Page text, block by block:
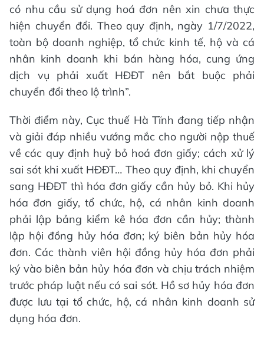
có nhu cầu sử dụng hoá đơn nên xin chưa thực
hiện chuyển đổi. Theo quy định, ngày 1/7/2022,
toàn bộ doanh nghiệp, tổ chức kinh tế, hộ và cá
nhân kinh doanh khi bán hàng hóa, cung ứng
dịch vụ phải xuất HĐĐT nên bắt buộc phải
chuyển đổi theo lộ trình”.
Thời điểm này, Cục thuế Hà Tĩnh đang tiếp nhận
và giải đáp nhiều vướng mắc cho người nộp thuế
về các quy định huỷ bỏ hoá đơn giấy; cách xử lý
sai sót khi xuất HĐĐT… Theo quy định, khi chuyển
sang HĐĐT thì hóa đơn giấy cần hủy bỏ. Khi hủy
hóa đơn giấy, tổ chức, hộ, cá nhân kinh doanh
phải lập bảng kiểm kê hóa đơn cần hủy; thành
lập hội đồng hủy hóa đơn; ký biên bản hủy hóa
đơn. Các thành viên hội đồng hủy hóa đơn phải
ký vào biên bản hủy hóa đơn và chịu trách nhiệm
trước pháp luật nếu có sai sót. Hồ sơ hủy hóa đơn
được lưu tại tổ chức, hộ, cá nhân kinh doanh sử
dụng hóa đơn.